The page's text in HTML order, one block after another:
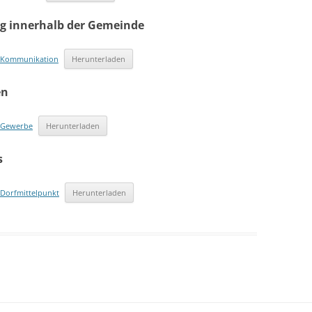
innerhalb der Gemeinde
Herunterladen
Herunterladen
Dorfmittelpunkt Herunterladen